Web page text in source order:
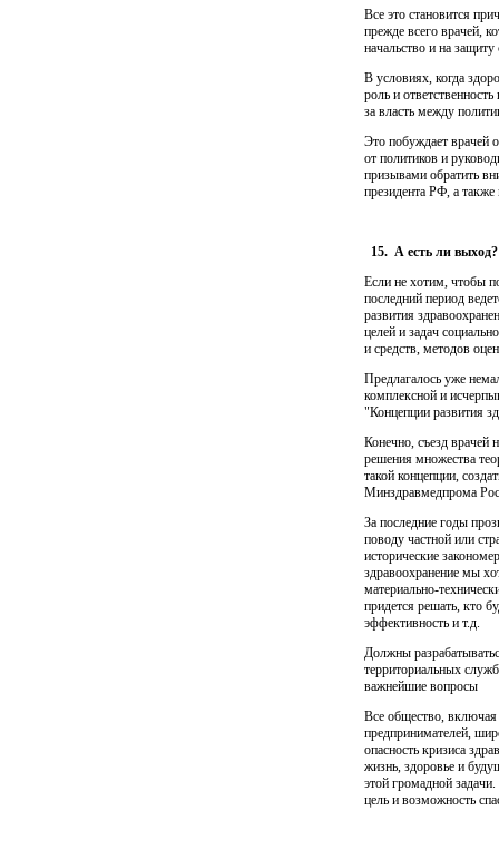
Все это становится
прежде всего врачей,
начальство и на
В условиях, когда
роль и
за власть между
Это побуждает врачей
от политиков и
призывами обратить
президента РФ, а
15. А есть ли выход?
Если не хотим, чтобы
последний период
развития
целей и задач
и средств, методов
Предлагалось уже
комплексной и
"Концеп­ции развития
Конечно, съезд врачей
решения множества
такой концепции,
Минздравмедпрома
За последние годы
поводу частной или
исторические
здравоохранение мы
материально-
придется решать, кто
эффективность и т.д.
Должны
территориальных
важнейшие вопро­сы
Все общество, включая
предпринимателей,
опасность кризиса
жизнь, здоровье и
этой громадной
цель и возможность